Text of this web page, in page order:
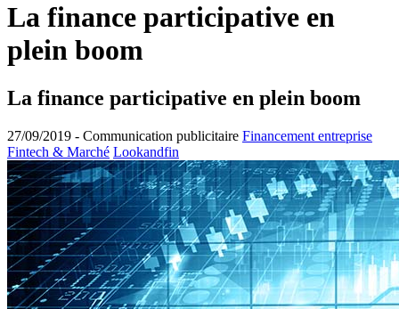
La finance participative en
plein boom
La finance participative en plein boom
27/09/2019 - Communication publicitaire Financement entreprise
Fintech & Marché Lookandfin